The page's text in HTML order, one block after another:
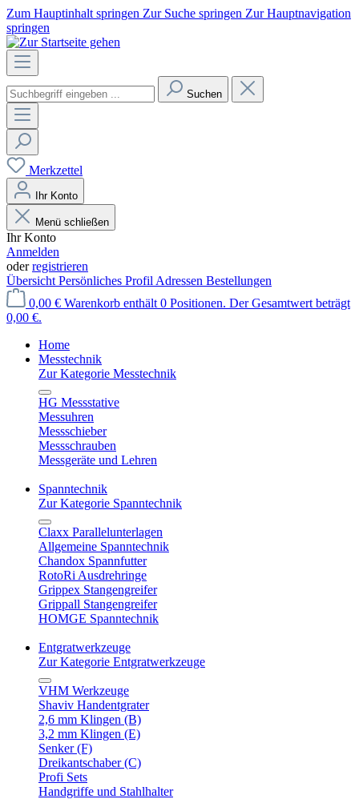
Zum Hauptinhalt springen Zur Suche springen Zur Hauptnavigation
springen
Suchen
Merkzettel
Ihr Konto
Menü schließen
Ihr Konto
Anmelden
oderregistrieren
Übersicht Persönliches Profil Adressen Bestellungen
0,00 € Warenkorb enthält 0 Positionen. Der Gesamtwert beträgt
0,00 €.
Home
Messtechnik
Zur Kategorie Messtechnik
HG Messstative
Messuhren
Messschieber
Messschrauben
Messgeräte und Lehren
Spanntechnik
Zur Kategorie Spanntechnik
Claxx Parallelunterlagen
Allgemeine Spanntechnik
Chandox Spannfutter
RotoRi Ausdrehringe
Grippex Stangengreifer
Grippall Stangengreifer
HOMGE Spanntechnik
Entgratwerkzeuge
Zur Kategorie Entgratwerkzeuge
VHM Werkzeuge
Shaviv Handentgrater
2,6 mm Klingen (B)
3,2 mm Klingen (E)
Senker (F)
Dreikantschaber (C)
Profi Sets
Handgriffe und Stahlhalter